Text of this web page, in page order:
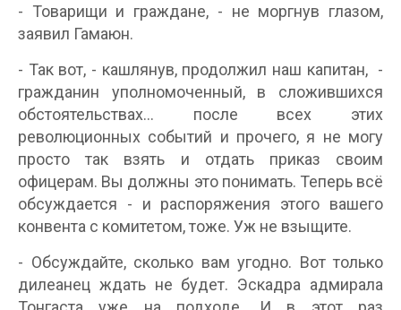
- Товарищи и граждане, - не моргнув глазом,
заявил Гамаюн.
- Так вот, - кашлянув, продолжил наш капитан, -
гражданин уполномоченный, в сложившихся
обстоятельствах... после всех этих
революционных событий и прочего, я не могу
просто так взять и отдать приказ своим
офицерам. Вы должны это понимать. Теперь всё
обсуждается - и распоряжения этого вашего
конвента с комитетом, тоже. Уж не взыщите.
- Обсуждайте, сколько вам угодно. Вот только
дилеанец ждать не будет. Эскадра адмирала